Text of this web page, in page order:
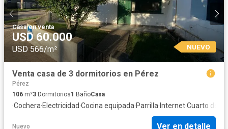
Casa·en venta
USD 60.000
USD 566/m² NUEVO
Venta casa de 3 dormitorios en Pérez
Pérez
106 m²3 Dormitorios1 BañoCasa
·Cochera·Electricidad·Cocina equipada·Parrilla· Internet·Cuarto de
Nuevo Ver en detalle